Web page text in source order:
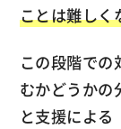
ことは難しく
この段階で
むかどうかの
と支援によ